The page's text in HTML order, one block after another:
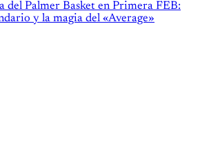
del Palmer Basket en Primera FEB:
y la magia del «Average»